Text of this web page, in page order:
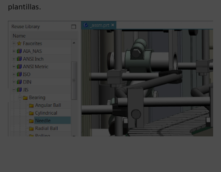
plantillas.